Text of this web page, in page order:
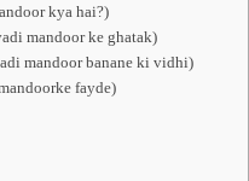
kya hai?)
mandoor ke ghatak)
mandoor banane ki vidhi)
fayde)